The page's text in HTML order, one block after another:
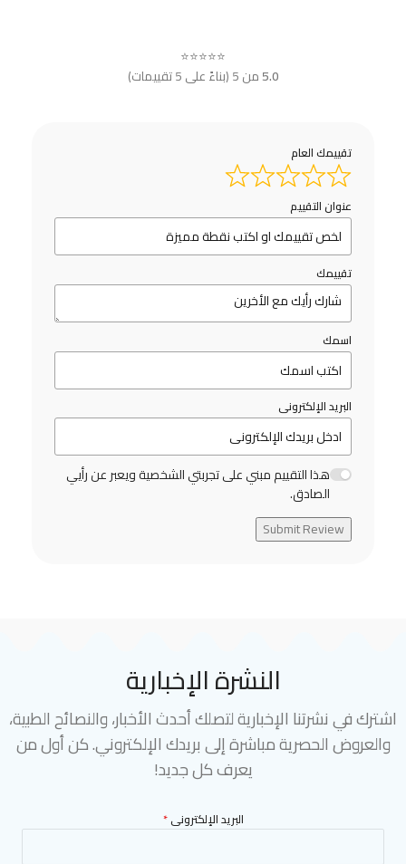
⭐⭐⭐⭐⭐
5.0من 5 (بناءً على 5 تقييمات)
تقييمك العام
عنوان التقييم
تقييمك
اسمك
البريد الإلكترونى
هذا التقييم مبني على تجربتي الشخصية ويعبر عن رأيي
الصادق.
Submit Review
النشرة الإخبارية
اشترك في نشرتنا الإخبارية لتصلك أحدث الأخبار، والنصائح الطبية،
والعروض الحصرية مباشرة إلى بريدك الإلكتروني. كن أول من
يعرف كل جديد!
البريد الإلكترونى*